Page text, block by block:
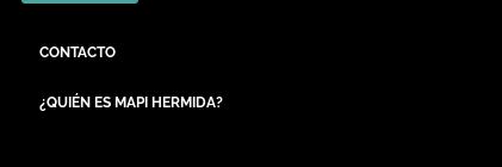
CONTACTO
¿QUIÉN ES MAPI HERMIDA?